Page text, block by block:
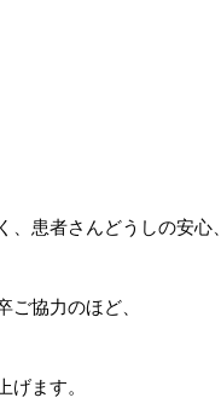
、患者さんどうしの安心、
ご協力のほど、
げます。